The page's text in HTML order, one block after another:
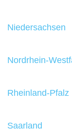
Niedersachsen
Nordrhein-
Rheinland-Pfalz
Saarland